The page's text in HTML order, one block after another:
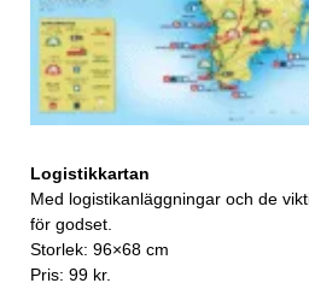
Logistikkartan
Med logistikanläggningar och de
för godset.
Storlek: 96×68 cm
Pris: 99 kr.